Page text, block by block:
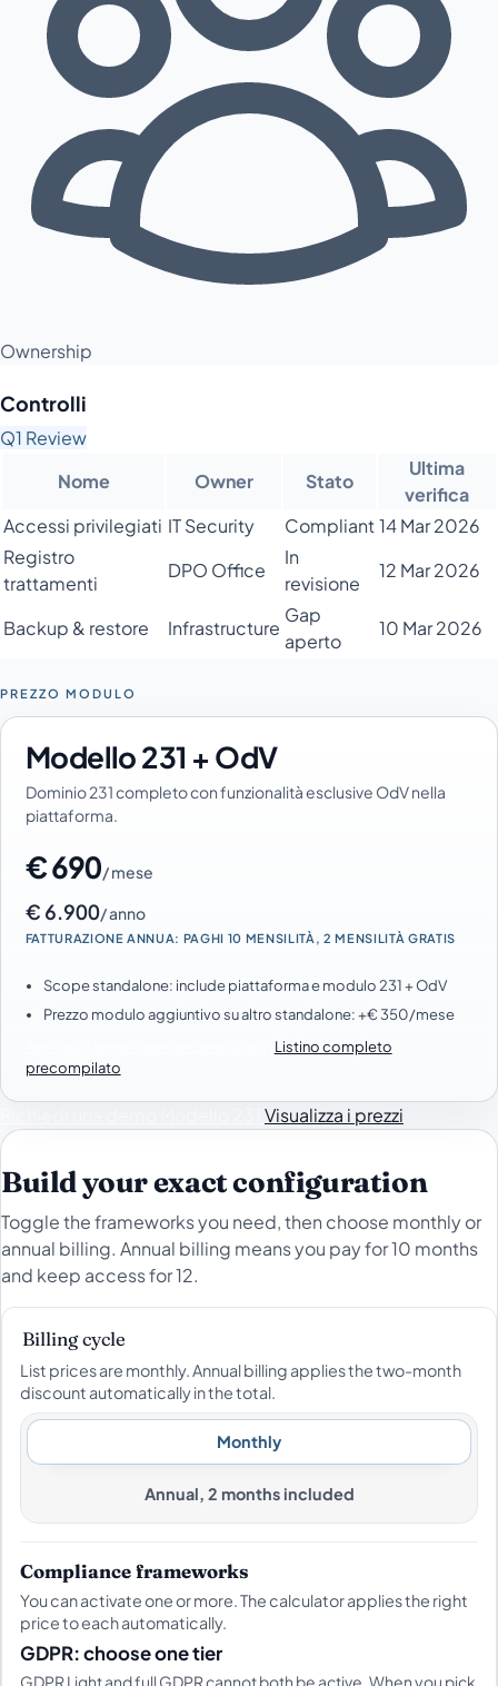
Ownership
Controlli
Q1 Review
Nome
Owner Stato
Ultima
verifica
Accessi privilegiati IT Security Compliant14 Mar 2026
Registro
trattamenti
DPO Office
In
revisione
12 Mar 2026
Backup & restore Infrastructure
Gap
aperto
10 Mar 2026
PREZZO MODULO
Modello 231 + OdV
Dominio 231 completo con funzionalità esclusive OdV nella
piattaforma.
€ 690/ mese
€ 6.900/ anno
FATTURAZIONE ANNUA: PAGHI 10 MENSILITÀ, 2 MENSILITÀ GRATIS
Scope standalone: include piattaforma e modulo 231 + OdV
Prezzo modulo aggiuntivo su altro standalone: +€ 350/mese
Listino completo
precompilato
Visualizza i prezzi
Build your exact configuration
Toggle the frameworks you need, then choose monthly or
annual billing. Annual billing means you pay for 10 months
and keep access for 12.
Billing cycle
List prices are monthly. Annual billing applies the two-month
discount automatically in the total.
Monthly
Annual, 2 months included
Compliance frameworks
You can activate one or more. The calculator applies the right
price to each automatically.
GDPR: choose one tier
GDPR Light and full GDPR cannot both be active. When you pick